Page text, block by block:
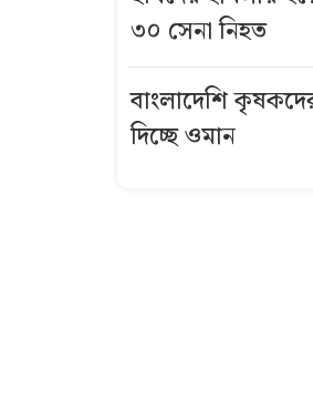
টানা ৪
ছুটির
৩০ সেনা নিহত
বাংলাদেশি
দিচ্ছে ওমান